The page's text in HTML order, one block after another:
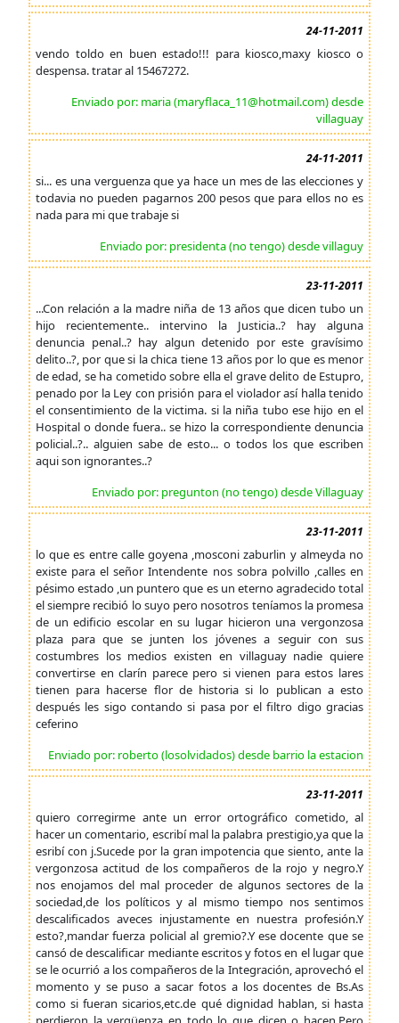
24-11-2011
vendo toldo en buen estado!!! para kiosco,maxy kiosco o
despensa. tratar al 15467272.
Enviado por: maria (maryflaca_11@hotmail.com) desde
villaguay
24-11-2011
si... es una verguenza que ya hace un mes de las elecciones y
todavia no pueden pagarnos 200 pesos que para ellos no es
nada para mi que trabaje si
Enviado por: presidenta (no tengo) desde villaguy
23-11-2011
...Con relación a la madre niña de 13 años que dicen tubo un
hijo recientemente.. intervino la Justicia..? hay alguna
denuncia penal..? hay algun detenido por este gravísimo
delito..?, por que si la chica tiene 13 años por lo que es menor
de edad, se ha cometido sobre ella el grave delito de Estupro,
penado por la Ley con prisión para el violador así halla tenido
el consentimiento de la victima. si la niña tubo ese hijo en el
Hospital o donde fuera.. se hizo la correspondiente denuncia
policial..?.. alguien sabe de esto... o todos los que escriben
aqui son ignorantes..?
Enviado por: pregunton (no tengo) desde Villaguay
23-11-2011
lo que es entre calle goyena ,mosconi zaburlin y almeyda no
existe para el señor Intendente nos sobra polvillo ,calles en
pésimo estado ,un puntero que es un eterno agradecido total
el siempre recibió lo suyo pero nosotros teníamos la promesa
de un edificio escolar en su lugar hicieron una vergonzosa
plaza para que se junten los jóvenes a seguir con sus
costumbres los medios existen en villaguay nadie quiere
convertirse en clarín parece pero si vienen para estos lares
tienen para hacerse flor de historia si lo publican a esto
después les sigo contando si pasa por el filtro digo gracias
ceferino
Enviado por: roberto (losolvidados) desde barrio la estacion
23-11-2011
quiero corregirme ante un error ortográfico cometido, al
hacer un comentario, escribí mal la palabra prestigio,ya que la
esribí con j.Sucede por la gran impotencia que siento, ante la
vergonzosa actitud de los compañeros de la rojo y negro.Y
nos enojamos del mal proceder de algunos sectores de la
sociedad,de los políticos y al mismo tiempo nos sentimos
descalificados aveces injustamente en nuestra profesión.Y
esto?,mandar fuerza policial al gremio?.Y ese docente que se
cansó de descalificar mediante escritos y fotos en el lugar que
se le ocurrió a los compañeros de la Integración, aprovechó el
momento y se puso a sacar fotos a los docentes de Bs.As
como si fueran sicarios,etc.de qué dignidad hablan, si hasta